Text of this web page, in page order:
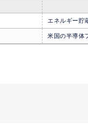
エネルギー貯
米国の半導体